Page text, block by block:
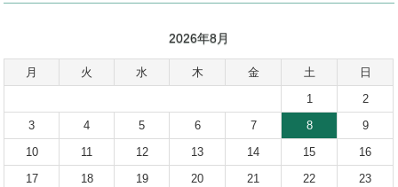
2026年8月
月 火 水 木 金 土
日
1
2
3
4 5 6 7 8
9
10
11 12 13 14 15
16
17
18 19 20 21 22
23